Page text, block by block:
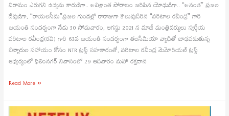
విరామం ఎరుగని ఉద్యమ కారుడిగా.. అవిశ్రాంత పోరాటం జరిపిన యోధుడిగా.. “అనంత” ప్రజల
దేవుడిగా, “రాయలసీమ”ప్రజల గుండెల్లో రారాజుగా కొలువుదీరిన “పరిటాల రవీంద్ర” గారి
జయంతి సందర్భంగా నేడు 30 సోమవారం, ఆగస్టు 2021 న మాజీ మంత్రివర్యులు స్వర్గీయ
పరిటాల రవీంద్ర(రవి) గారి 63వ జయంతి సందర్భంగా తలసీమియా వ్యాధితో బాధపడుతున్న
చిన్నారుల సహాయం కోసం NTR ట్రస్ట్ సహకారంతో, పరిటాల రవీంద్ర మెమోరియల్ ట్రస్ట్
ఆధ్వర్యంలో ఫిలింనగర్ నివాసంలో 29 ఆదివారం మహా రక్తదాన
Read More »